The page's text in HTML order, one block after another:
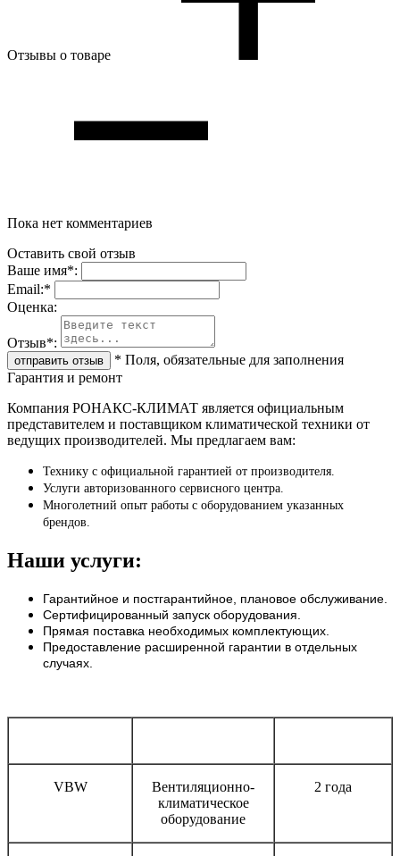
Отзывы о товаре
Пока нет комментариев
Оставить свой отзыв
Ваше имя*:
Email:*
Oценка:
Отзыв*:
* Поля, обязательные для заполнения
Гарантия и ремонт
Компания РОНАКС-КЛИМАТ является официальным
представителем и поставщиком климатической техники от
ведущих производителей. Мы предлагаем вам:
Технику с официальной гарантией от производителя.
Услуги авторизованного сервисного центра.
Многолетний опыт работы с оборудованием указанных
брендов.
Наши услуги:
Гарантийное и постгарантийное, плановое обслуживание.
Сертифицированный запуск оборудования.
Прямая поставка необходимых комплектующих.
Предоставление расширенной гарантии в отдельных
случаях.
VBW
Вентиляционно-
климатическое
оборудование
2 года